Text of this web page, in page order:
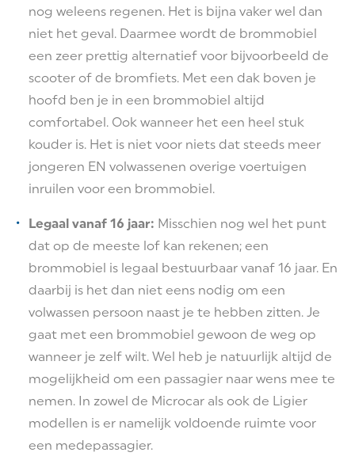
nog weleens regenen. Het is bijna vaker wel dan
niet het geval. Daarmee wordt de brommobiel
een zeer prettig alternatief voor bijvoorbeeld de
scooter of de bromfiets. Met een dak boven je
hoofd ben je in een brommobiel altijd
comfortabel. Ook wanneer het een heel stuk
kouder is. Het is niet voor niets dat steeds meer
jongeren EN volwassenen overige voertuigen
inruilen voor een brommobiel.
Legaal vanaf 16 jaar: Misschien nog wel het punt
dat op de meeste lof kan rekenen; een
brommobiel is legaal bestuurbaar vanaf 16 jaar. En
daarbij is het dan niet eens nodig om een
volwassen persoon naast je te hebben zitten. Je
gaat met een brommobiel gewoon de weg op
wanneer je zelf wilt. Wel heb je natuurlijk altijd de
mogelijkheid om een passagier naar wens mee te
nemen. In zowel de Microcar als ook de Ligier
modellen is er namelijk voldoende ruimte voor
een medepassagier.